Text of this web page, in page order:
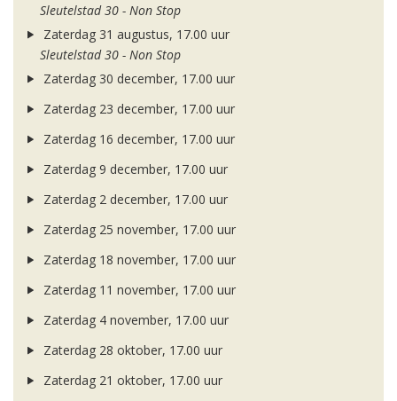
Sleutelstad 30 - Non Stop
Zaterdag 31 augustus, 17.00 uur
Sleutelstad 30 - Non Stop
Zaterdag 30 december, 17.00 uur
Zaterdag 23 december, 17.00 uur
Zaterdag 16 december, 17.00 uur
Zaterdag 9 december, 17.00 uur
Zaterdag 2 december, 17.00 uur
Zaterdag 25 november, 17.00 uur
Zaterdag 18 november, 17.00 uur
Zaterdag 11 november, 17.00 uur
Zaterdag 4 november, 17.00 uur
Zaterdag 28 oktober, 17.00 uur
Zaterdag 21 oktober, 17.00 uur